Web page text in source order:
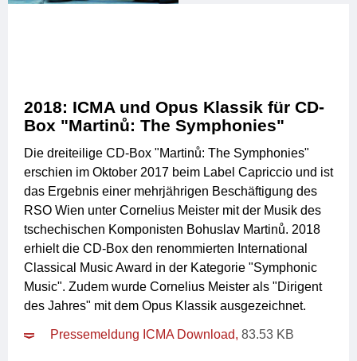
2018: ICMA und Opus Klassik für CD-
Box "Martinů: The Symphonies"
Die dreiteilige CD-Box "Martinů: The Symphonies"
erschien im Oktober 2017 beim Label Capriccio und ist
das Ergebnis einer mehrjährigen Beschäftigung des
RSO Wien unter Cornelius Meister mit der Musik des
tschechischen Komponisten Bohuslav Martinů. 2018
erhielt die CD-Box den renommierten International
Classical Music Award in der Kategorie "Symphonic
Music". Zudem wurde Cornelius Meister als "Dirigent
des Jahres" mit dem Opus Klassik ausgezeichnet.
Pressemeldung ICMA Download, 83.53 KB